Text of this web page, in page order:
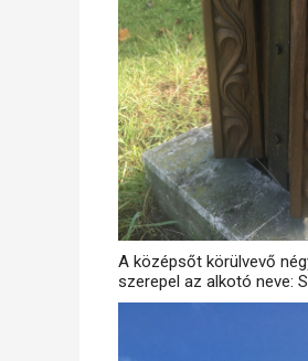
A középsőt körülvevő
szerepel az alkotó neve: